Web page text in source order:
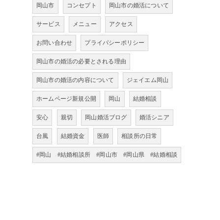
岡山市 コンセプト 岡山市の婚活について
サービス メニュー アクセス
お問い合わせ プライバシーポリシー
岡山市の婚活の必要とされる理由
岡山市の婚活の内容について ジェイエム岡山
ホームページ新規公開 岡山 結婚相談
安心 親切 岡山婚活ブログ 婚活シニア
台風 結婚資金 医師 相談所の日常
#岡山 #結婚相談所 #岡山市 #岡山県 #結婚相談